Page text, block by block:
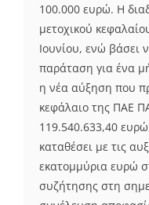
100.000 ευρώ. Η
μετοχικού
Ιουνίου, ενώ βάσει
παράταση για ένα
η νέα αύξηση που
κεφάλαιο της ΠΑΕ
119.540.633,40
καταθέσει με τις
εκατομμύρια ευρώ
συζήτησης στη